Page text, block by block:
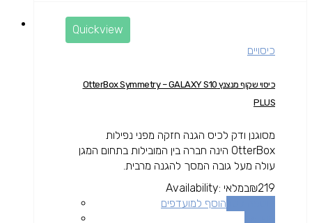
Quickview
כיסויים
כיסוי שקוף מנצנץ OtterBox Symmetry – GALAXY S10
PLUS
מסוגנן ודק לכיס הגנה חזקה מפני נפילות
OtterBox הינה חברה בין המובילות בתחום המגן
עולה מעל גובה המסך להגנה מרבית.
₪219
Availability: במלאי
הוסף למועדפים